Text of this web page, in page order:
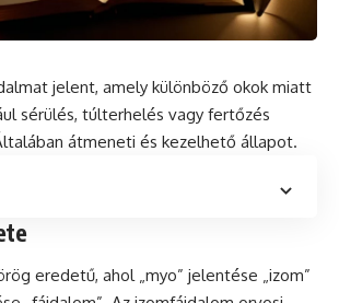
jelent, amely különböző okok miatt
sérülés, túlterhelés vagy fertőzés
átmeneti és kezelhető állapot.
eredetű, ahol „myo” jelentése „izom”